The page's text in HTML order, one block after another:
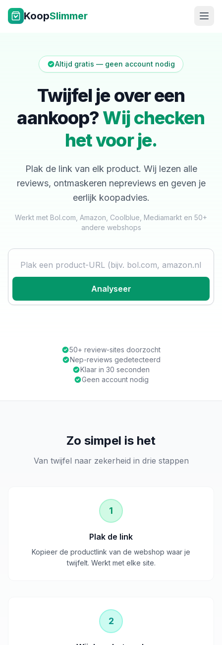
Ga naar inhoud
KoopSlimmer
NL|EN
Altijd gratis — geen account nodig
Twijfel je over een
aankoop? Wij checken
het voor je.
Plak de link van elk product. Wij lezen alle
reviews, ontmaskeren nepreviews en geven je
eerlijk koopadvies.
Werkt met Bol.com, Amazon, Coolblue, Mediamarkt en 50+
andere webshops
Analyseer
50+ review-sites doorzocht
Nep-reviews gedetecteerd
Klaar in 30 seconden
Geen account nodig
Zo simpel is het
Van twijfel naar zekerheid in drie stappen
1
Plak de link
Kopieer de productlink van de webshop waar je
twijfelt. Werkt met elke site.
2